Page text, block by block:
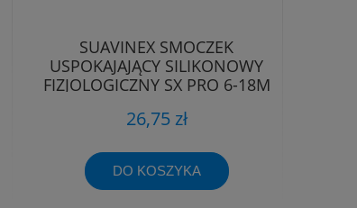
SUAVINEX SMOCZEK
USPOKAJAJĄCY SILIKONOWY
FIZJOLOGICZNY SX PRO 6-18M
26,75 zł
DO KOSZYKA